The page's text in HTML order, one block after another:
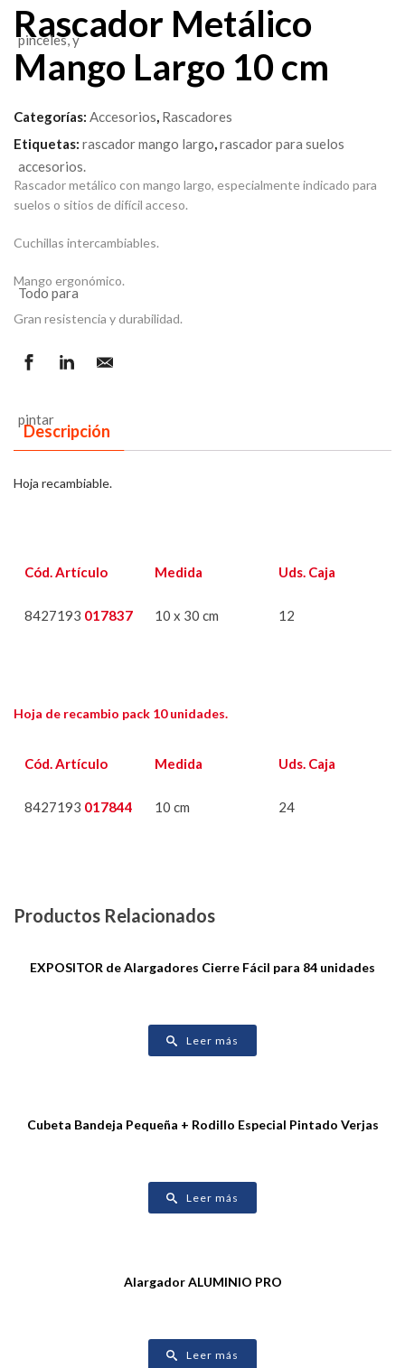
Rascador Metálico
Mango Largo 10 cm
Categorías: Accesorios, Rascadores
Etiquetas: rascador mango largo,rascador para suelos
Rascador metálico con mango largo, especialmente indicado para
suelos o sitios de difícil acceso.
Cuchillas intercambiables.
Mango ergonómico.
Gran resistencia y durabilidad.
Descripción
Hoja recambiable.
Cód. Artículo Medida Uds. Caja
8427193 017837 10 x 30 cm 12
Hoja de recambio pack 10 unidades.
Cód. Artículo Medida Uds. Caja
8427193 017844 10 cm 24
Productos Relacionados
EXPOSITOR de Alargadores Cierre Fácil para 84 unidades
Leer más
Cubeta Bandeja Pequeña + Rodillo Especial Pintado Verjas
Leer más
Alargador ALUMINIO PRO
Leer más